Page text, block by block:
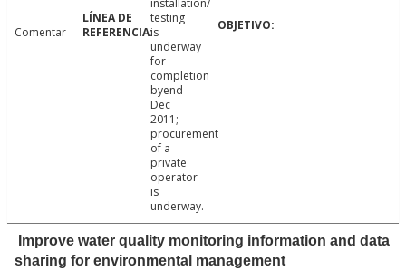
Comentar
installation/
testing
is
underway
for
completion
byend
Dec
2011;
procurement
of a
private
operator
is
underway.
Improve water quality monitoring information and data
sharing for environmental management